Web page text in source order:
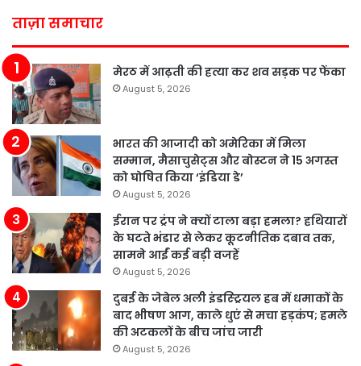
ताज़ा समाचार
मेरठ में आढ़ती की हत्या कर शव सड़क पर फेंका
August 5, 2026
भारत की आजादी को अमेरिका में मिला
सम्मान, मैसाचुसेट्स और बोस्टन ने 15 अगस्त
को घोषित किया ‘इंडिया डे’
August 5, 2026
ईरान पर ट्रंप ने क्यों टाला बड़ा हमला? हथियारों
के घटते भंडार से लेकर कूटनीतिक दबाव तक,
सामने आईं कई बड़ी वजहें
August 5, 2026
दुबई के जेबेल अली इंडस्ट्रियल हब में धमाकों के
बाद भीषण आग, काले धुएं से मचा हड़कंप; हमले
की अटकलों के बीच जांच जारी
August 5, 2026